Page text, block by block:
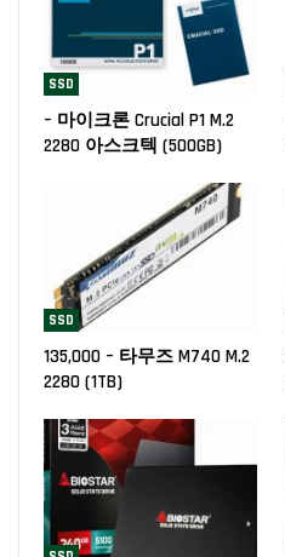
SSD
– 마이크론 Crucial P1 M.2
2280 아스크텍 (500GB)
SSD
135,000 – 타무즈 M740 M.2
2280 (1TB)